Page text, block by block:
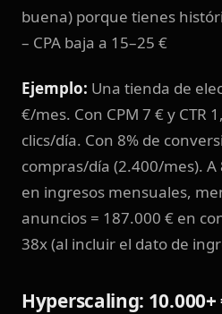
buena) porque tienes
– CPA baja a 15–25 €
Ejemplo: Una tienda de
€/mes. Con CPM 7 € y CTR
clics/día. Con 8% de
compras/día (2.400/mes). A
en ingresos mensuales,
anuncios = 187.000 € en
38x (al incluir el dato de
Hyperscaling: